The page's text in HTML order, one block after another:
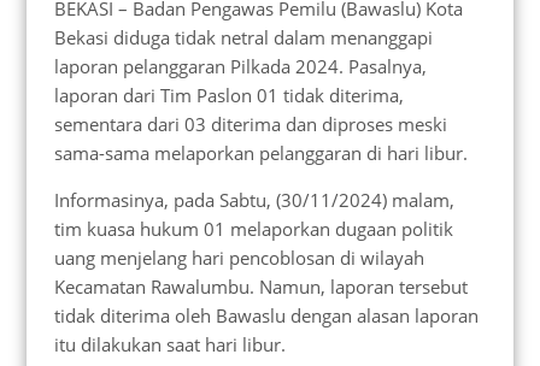
BEKASI – Badan Pengawas Pemilu (Bawaslu) Kota
Bekasi diduga tidak netral dalam menanggapi
laporan pelanggaran Pilkada 2024. Pasalnya,
laporan dari Tim Paslon 01 tidak diterima,
sementara dari 03 diterima dan diproses meski
sama-sama melaporkan pelanggaran di hari libur.
Informasinya, pada Sabtu, (30/11/2024) malam,
tim kuasa hukum 01 melaporkan dugaan politik
uang menjelang hari pencoblosan di wilayah
Kecamatan Rawalumbu. Namun, laporan tersebut
tidak diterima oleh Bawaslu dengan alasan laporan
itu dilakukan saat hari libur.